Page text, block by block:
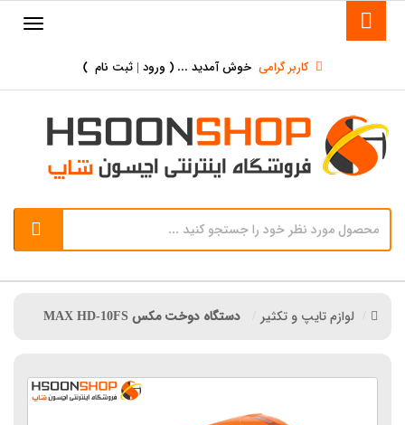
کاربر گرامی خوش آمدید ... ( ورود | ثبت نام )
لوازم تایپ و تکثیر دستگاه دوخت مکس MAX HD-10FS